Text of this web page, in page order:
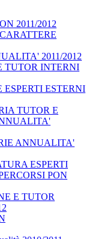
2011/2012
2011/2012
TUTOR INTERNI
ESTERNI
TUTOR E
ANNUALITA'
ESPERTI
PON
E TUTOR